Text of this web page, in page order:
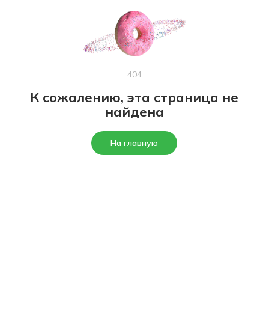
404
К сожалению, эта страница не
найдена
На главную